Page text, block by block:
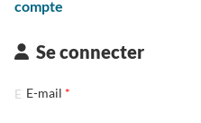
compte
Se connecter
E-mail